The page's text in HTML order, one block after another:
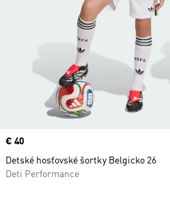
Price
€ 40
Detské hosťovské šortky Belgicko 26
Deti Performance